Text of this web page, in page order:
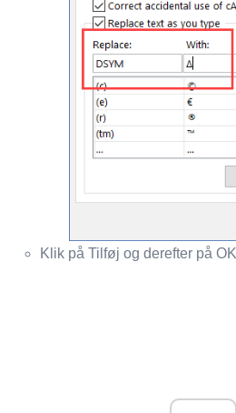
Klik på Tilføj og derefter på